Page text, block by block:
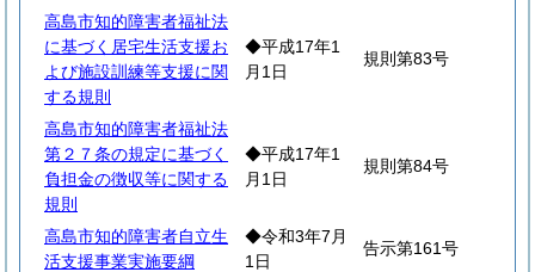
高島市知的障害者福祉法
に基づく居宅生活支援お
よび施設訓練等支援に関
する規則
◆平成17年1
月1日
規則第83号
高島市知的障害者福祉法
第２７条の規定に基づく
負担金の徴収等に関する
規則
◆平成17年1
月1日
規則第84号
高島市知的障害者自立生
活支援事業実施要綱
◆令和3年7月
1日
告示第161号